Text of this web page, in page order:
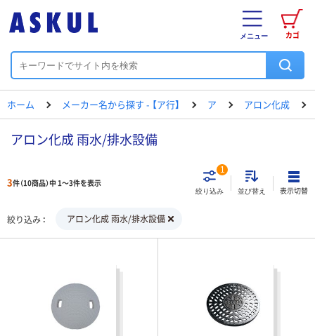
カゴ
メニュー
ホーム メーカー名から探す - 【ア行】 ア アロン化成
アロン化成 雨水/排水設備
3件（10商品）中 1～3件を表示
絞り込み
1
並び替え 表示切替
絞り込み アロン化成 雨水/排水設備